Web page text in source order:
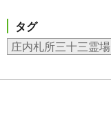
タグ
庄内札所三十三霊場